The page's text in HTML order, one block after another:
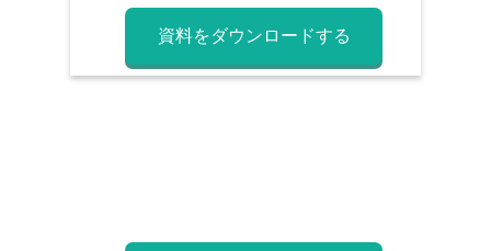
資料をダウンロードする